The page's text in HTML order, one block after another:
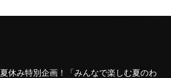
夏休み特別企画！「みんなで楽しむ夏のわ